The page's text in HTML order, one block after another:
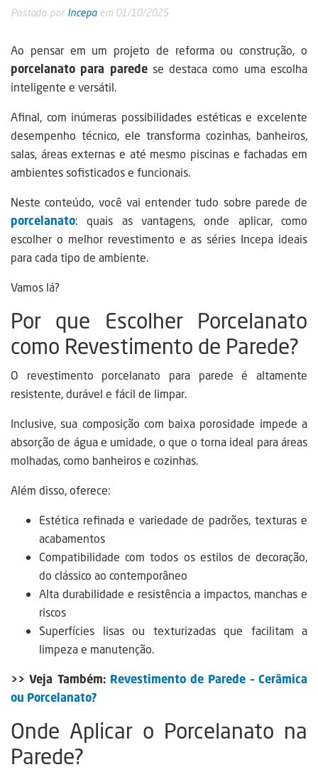
Postado por Incepaem 01/10/2025
Ao pensar em um projeto de reforma ou construção, o
porcelanato para paredese destaca como uma escolha
inteligente e versátil.
Afinal, com inúmeras possibilidades estéticas e excelente
desempenho técnico, ele transforma cozinhas, banheiros,
salas, áreas externas e até mesmo piscinas e fachadas em
ambientes sofisticados e funcionais.
Neste conteúdo, você vai entender tudo sobre parede de
porcelanato: quais as vantagens, onde aplicar, como
escolher o melhor revestimento e as séries Incepa ideais
para cada tipo de ambiente.
Vamos lá?
Por que Escolher Porcelanato
como Revestimento de Parede?
O revestimento porcelanato para parede é altamente
resistente, durável e fácil de limpar.
Inclusive, sua composição com baixa porosidade impede a
absorção de água e umidade, o que o torna ideal para áreas
molhadas, como banheiros e cozinhas.
Além disso, oferece:
Estética refinada e variedade de padrões, texturas e
acabamentos
Compatibilidade com todos os estilos de decoração,
do clássico ao contemporâneo
Alta durabilidade e resistência a impactos, manchas e
riscos
Superfícies lisas ou texturizadas que facilitam a
limpeza e manutenção.
>> Veja Também: Revestimento de Parede – Cerâmica
ou Porcelanato?
Onde Aplicar o Porcelanato na
Parede?